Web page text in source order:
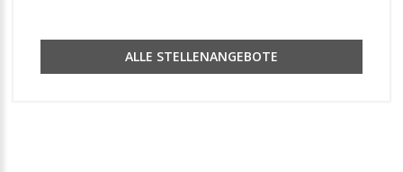
ALLE STELLENANGEBOTE